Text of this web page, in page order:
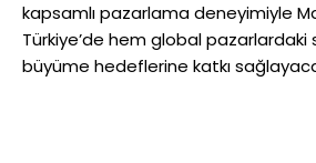
kapsamlı pazarlama deneyimiyle
Türkiye’de hem global pazarlardaki
büyüme hedeflerine katkı